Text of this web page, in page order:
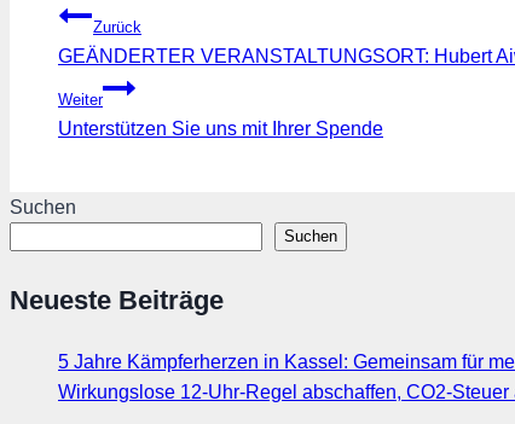
Beitragsnavigation
Zurück
GEÄNDERTER VERANSTALTUNGSORT: Hubert
Weiter
Unterstützen Sie uns mit Ihrer Spende
Suchen
Suchen
Neueste Beiträge
5 Jahre Kämpferherzen in Kassel: Gemeinsam für
Wirkungslose 12-Uhr-Regel abschaffen, CO2-Steuer